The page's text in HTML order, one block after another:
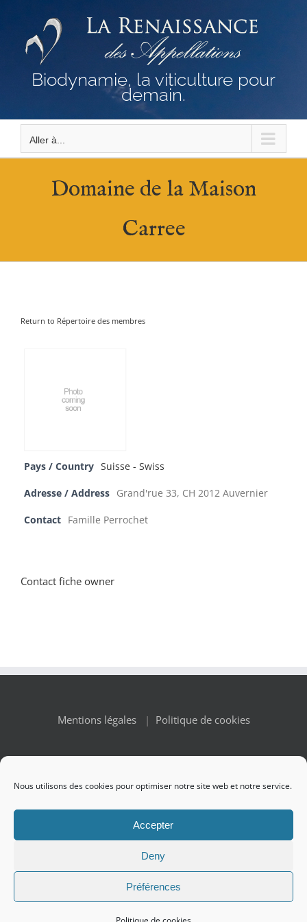
Nous utilisons des cookies pour optimiser notre site web et notre service.
Accepter
Deny
Préférences
contenu
Biodynamie, la viticulture pour
demain.
Aller à...
Domaine de la Maison
Carree
Return to Répertoire des membres
Pays / Country Suisse - Swiss
Adresse / Address Grand'rue 33, CH 2012 Auvernier
Contact Famille Perrochet
Contact fiche owner
Mentions légales| Politique de cookies
2026 Renaissance des Appellations | All
Rights Reserved
Facebook
X